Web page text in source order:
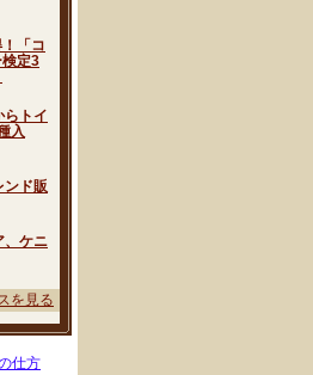
「コ
定3
トイ
入
ド販
ケニ
を見る